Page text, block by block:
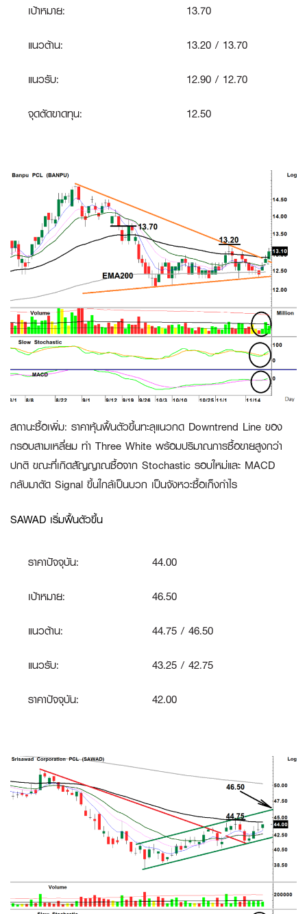
เป้าหมาย:
13.70
แนวต้าน:
13.20 / 13.70
แนวรับ:
12.90 / 12.70
จุดตัดขาดทุน:
12.50
สถานะซื้อเพิ่ม: ราคาหุ้นฟื้นตัวขึ้นทะลุแนวกด Downtrend Line ของ
กรอบสามเหลี่ยม ทำ Three White พร้อมปริมาณการซื้อขายสูงกว่า
ปกติ ขณะที่เกิดสัญญาณซื้อจาก Stochastic รอบใหม่และ MACD
กลับมาตัด Signal ขึ้นใกล้เป็นบวก เป็นจังหวะซื้อเก็งกำไร
SAWAD เริ่มฟื้นตัวขึ้น
ราคาปัจจุบัน:
44.00
เป้าหมาย:
46.50
แนวต้าน:
44.75 / 46.50
แนวรับ:
43.25 / 42.75
ราคาปัจจุบัน:
42.00